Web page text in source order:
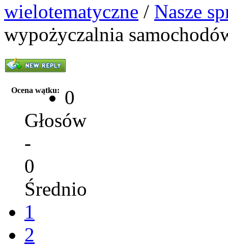
wielotematyczne / Nasze
wypożyczalnia
Ocena wątku:
0
Głosów
-
0
Średnio
1
2